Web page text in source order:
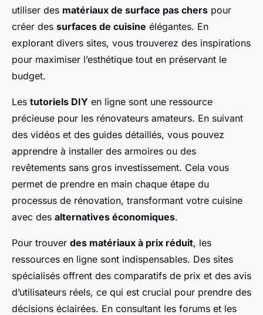
utiliser des matériaux de surface pas chers pour
créer des surfaces de cuisine élégantes. En
explorant divers sites, vous trouverez des inspirations
pour maximiser l’esthétique tout en préservant le
budget.
Les tutoriels DIY en ligne sont une ressource
précieuse pour les rénovateurs amateurs. En suivant
des vidéos et des guides détaillés, vous pouvez
apprendre à installer des armoires ou des
revêtements sans gros investissement. Cela vous
permet de prendre en main chaque étape du
processus de rénovation, transformant votre cuisine
avec des alternatives économiques.
Pour trouver des matériaux à prix réduit, les
ressources en ligne sont indispensables. Des sites
spécialisés offrent des comparatifs de prix et des avis
d’utilisateurs réels, ce qui est crucial pour prendre des
décisions éclairées. En consultant les forums et les